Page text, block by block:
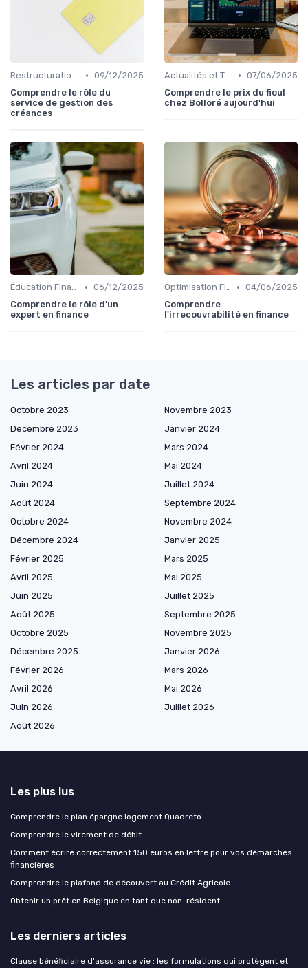
Restructuration de Dettes • 09/12/2025
Comprendre le rôle du
service de gestion des
créances
Actualités et Tendances Économiques • 07/06/2025
Comprendre le prix du fioul
chez Bolloré aujourd'hui
Éducation Financière • 06/12/2025
Comprendre le rôle d'un
expert en finance
Optimisation Fiscale • 04/06/2025
Comprendre
l'irrecouvrabilité en finance
Les articles par date
Octobre 2023
Novembre 2023
Décembre 2023
Janvier 2024
Février 2024
Mars 2024
Avril 2024
Mai 2024
Juin 2024
Juillet 2024
Août 2024
Septembre 2024
Octobre 2024
Novembre 2024
Décembre 2024
Janvier 2025
Février 2025
Mars 2025
Avril 2025
Mai 2025
Juin 2025
Juillet 2025
Août 2025
Septembre 2025
Octobre 2025
Novembre 2025
Décembre 2025
Janvier 2026
Février 2026
Mars 2026
Avril 2026
Mai 2026
Juin 2026
Juillet 2026
Août 2026
Les plus lus
Comprendre le plan épargne logement Quadreto
Comprendre le virement de débit
Comment écrire correctement 150 euros en lettre pour vos démarches
financières
Comprendre le plafond de découvert au Crédit Agricole
Obtenir un prêt en Belgique en tant que non-résident
Les derniers articles
Clause bénéficiaire d'assurance vie : les formulations qui protègent et